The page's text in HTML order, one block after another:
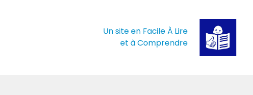
Un site en Facile À Lire
et à Comprendre